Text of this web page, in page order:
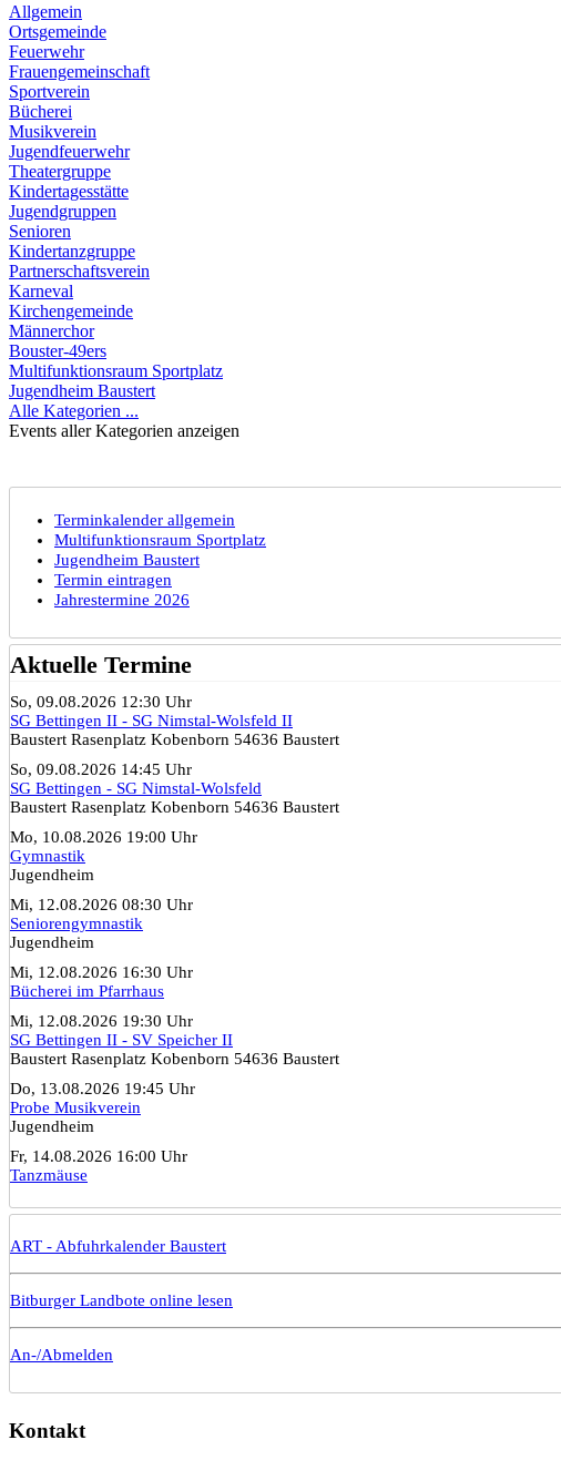
Allgemein
Ortsgemeinde
Feuerwehr
Frauengemeinschaft
Sportverein
Bücherei
Musikverein
Jugendfeuerwehr
Theatergruppe
Kindertagesstätte
Jugendgruppen
Senioren
Kindertanzgruppe
Partnerschaftsverein
Karneval
Kirchengemeinde
Männerchor
Bouster-49ers
Multifunktionsraum Sportplatz
Jugendheim Baustert
Alle Kategorien ...
Events aller Kategorien anzeigen
Terminkalender allgemein
Multifunktionsraum Sportplatz
Jugendheim Baustert
Termin eintragen
Jahrestermine 2026
Aktuelle Termine
So, 09.08.2026 12:30 Uhr
SG Bettingen II - SG Nimstal-Wolsfeld II
Baustert Rasenplatz Kobenborn 54636 Baustert
So, 09.08.2026 14:45 Uhr
SG Bettingen - SG Nimstal-Wolsfeld
Baustert Rasenplatz Kobenborn 54636 Baustert
Mo, 10.08.2026 19:00 Uhr
Gymnastik
Jugendheim
Mi, 12.08.2026 08:30 Uhr
Seniorengymnastik
Jugendheim
Mi, 12.08.2026 16:30 Uhr
Bücherei im Pfarrhaus
Mi, 12.08.2026 19:30 Uhr
SG Bettingen II - SV Speicher II
Baustert Rasenplatz Kobenborn 54636 Baustert
Do, 13.08.2026 19:45 Uhr
Probe Musikverein
Jugendheim
Fr, 14.08.2026 16:00 Uhr
Tanzmäuse
ART - Abfuhrkalender Baustert
Bitburger Landbote online lesen
An-/Abmelden
Kontakt